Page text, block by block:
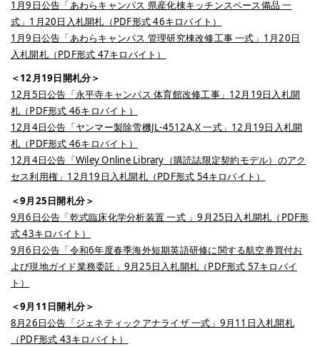
1月9日公告「あわらキャンパス 県産化棟キッチンスペース備品 一
式」1月20日入札開札（PDF形式 46キロバイト）
1月9日公告「あわらキャンパス 管理研究棟改修工事 一式」1月20日
入札開札（PDF形式 47キロバイト）
＜12月19日開札分＞
12月5日公告「永平寺キャンパス 体育館改修工事」12月19日入札開
札（PDF形式 46キロバイト）
12月4日公告「ヤンマー製除雪機JL-4512A,X 一式」12月19日入札開
札（PDF形式 46キロバイト）
12月4日公告「Wiley Online Library（購読誌限定契約モデル）のアク
セス利用権」12月19日入札開札（PDF形式 54キロバイト）
＜9月25日開札分＞
9月6日公告「乾式臨床化学分析装置 一式 」9月25日入札開札（PDF形
式 43キロバイト）
9月6日公告「令和6年度春季海外短期英語研修に関する航空券買付お
よび現地ガイド業務委託」9月25日入札開札（PDF形式 57キロバイ
ト）
＜9月11日開札分＞
8月26日公告「ジェネティックアナライザ 一式」9月11日入札開札
（PDF形式 43キロバイト）